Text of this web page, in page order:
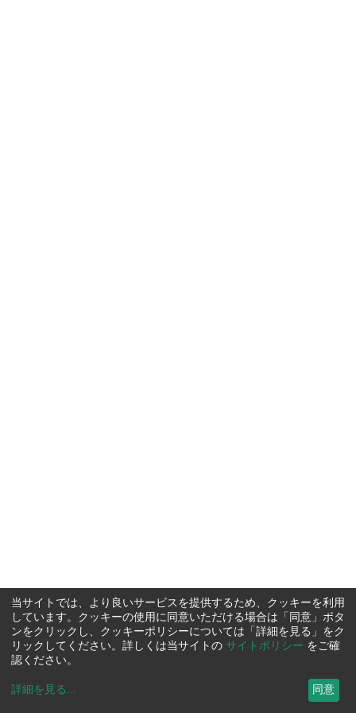
当サイトでは、より良いサービスを提供するため、クッキーを利用
しています。クッキーの使用に同意いただける場合は「同意」ボタ
ンをクリックし、クッキーポリシーについては「詳細を見る」をク
リックしてください。詳しくは当サイトの サイトポリシー をご確
認ください。
詳細を見る ... 同意